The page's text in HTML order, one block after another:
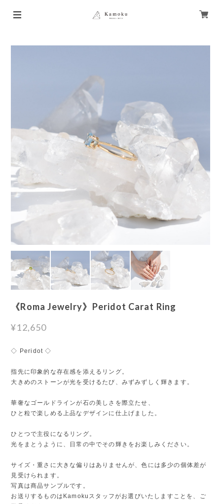
《Roma Jewelry》Peridot Carat Ring
¥12,650
◇ Peridot ◇
指先に印象的な存在感を添えるリング。
大きめのストーンが光を受けるたび、みずみずしく輝きます。
華奢なゴールドラインが石の美しさを際立たせ、
ひと粒で楽しめる上品なデザインに仕上げました。
ひとつで主役になるリング。
光をまとうように、日常の中でその輝きをお楽しみください。
サイズ・重さに大きな偏りはありませんが、色には多少の個体差が
見受けられます。
写真は商品サンプルです。
お送りするものはKamokuスタッフがお選びいたしますことを、ご